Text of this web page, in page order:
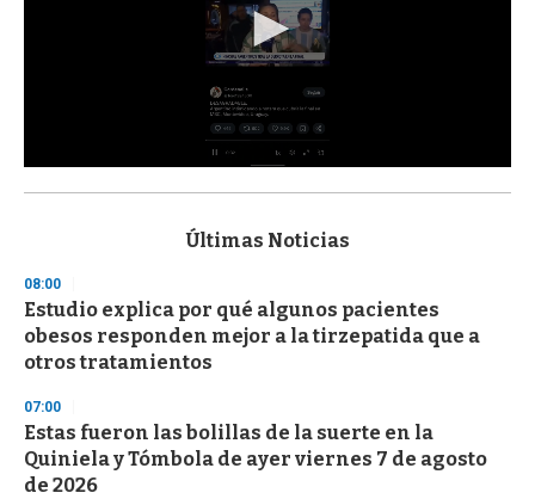
s
d
s
o
f
3
s
e
c
o
n
Últimas Noticias
08:00
Estudio explica por qué algunos pacientes
obesos responden mejor a la tirzepatida que a
otros tratamientos
07:00
Estas fueron las bolillas de la suerte en la
Quiniela y Tómbola de ayer viernes 7 de agosto
de 2026